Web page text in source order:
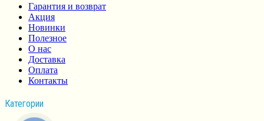
Гарантия и возврат
Акция
Новинки
Полезное
О нас
Доставка
Оплата
Контакты
Категории